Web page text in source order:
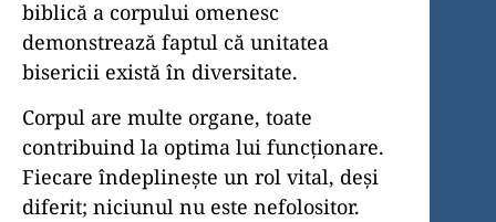
biblică a corpului omenesc
demonstrează faptul că unitatea
bisericii există în diversitate.
Corpul are multe organe, toate
contribuind la optima lui funcţio­nare.
Fiecare îndeplineşte un rol vital, deşi
diferit; niciunul nu este nefolositor.